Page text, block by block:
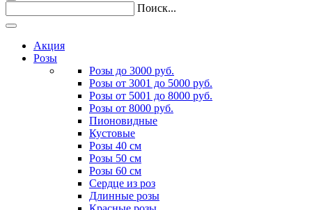
Поиск...
Акция
Розы
Розы до 3000 руб.
Розы от 3001 до 5000 руб.
Розы от 5001 до 8000 руб.
Розы от 8000 руб.
Пионовидные
Кустовые
Розы 40 см
Розы 50 см
Розы 60 см
Сердце из роз
Длинные розы